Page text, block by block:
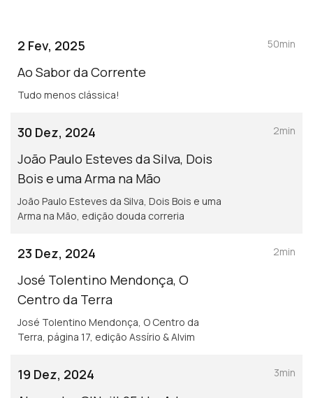
2 Fev, 2025
Ao Sabor da Corrente
Tudo menos clássica!
50min
30 Dez, 2024
João Paulo Esteves da Silva, Dois
Bois e uma Arma na Mão
João Paulo Esteves da Silva, Dois Bois e uma
Arma na Mão, edição douda correria
2min
23 Dez, 2024
José Tolentino Mendonça, O
Centro da Terra
José Tolentino Mendonça, O Centro da
Terra, página 17, edição Assírio & Alvim
2min
19 Dez, 2024
3min